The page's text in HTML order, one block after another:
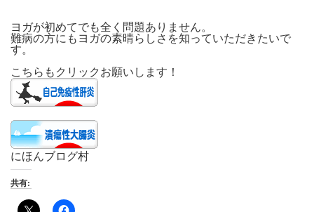
ヨガが初めてでも全く問題ありません。
難病の方にもヨガの素晴らしさを知っていただきたいで
す。
こちらもクリックお願いします！
にほんブログ村
共有: